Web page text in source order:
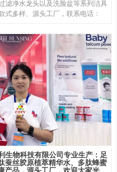
滤净水龙头以及洗脸盆等系列洁具
式多样、源头工厂，联系电话：
生物科技有限公司专业生产：足
蚕丝胶原植萃精华水、多肽蜂蜜
产品，源头工厂，欢迎大家光